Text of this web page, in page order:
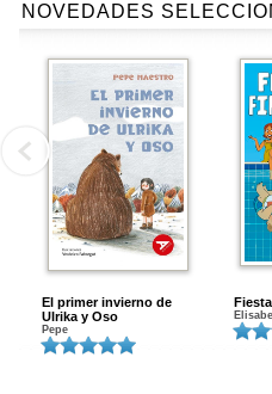
NOVEDADES
El primer invierno de
Ulrika y Oso
Pepe